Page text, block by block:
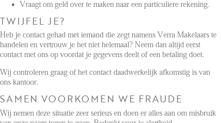
Vraagt om geld over te maken naar een particuliere rekening.
TWIJFEL JE?
Heb je contact gehad met iemand die zegt namens Verra Makelaars te
handelen en vertrouw je het niet helemaal? Neem dan altijd eerst
contact met ons op voordat je gegevens deelt of een betaling doet.
Wij controleren graag of het contact daadwerkelijk afkomstig is van
ons kantoor.
SAMEN VOORKOMEN WE FRAUDE
Wij nemen deze situatie zeer serieus en doen er alles aan om misbruik
Reviews
Vacancies
CONTACT
Den Haag
Hillegersberg